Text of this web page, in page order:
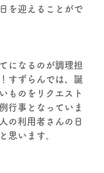
を迎えることがで
になるのが調理担
すずらんでは、 誕
ものをリクエスト
行事 となっていま
の利用者さんの日
思います。